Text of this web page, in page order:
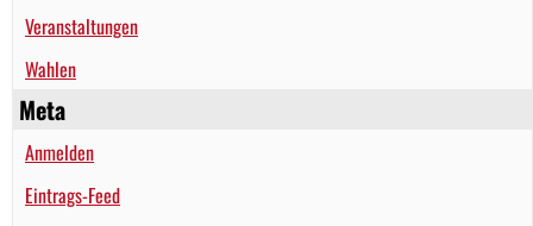
Veranstaltungen
Wahlen
Meta
Anmelden
Eintrags-Feed